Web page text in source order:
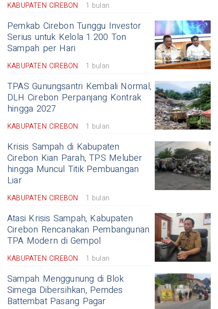
KABUPATEN CIREBON 1 bulan
Pemkab Cirebon Tunggu Investor
Serius untuk Kelola 1.200 Ton
Sampah per Hari
KABUPATEN CIREBON 1 bulan
TPAS Gunungsantri Kembali Normal,
DLH Cirebon Perpanjang Kontrak
hingga 2027
KABUPATEN CIREBON 1 bulan
Krisis Sampah di Kabupaten
Cirebon Kian Parah, TPS Meluber
hingga Muncul Titik Pembuangan
Liar
KABUPATEN CIREBON 1 bulan
Atasi Krisis Sampah, Kabupaten
Cirebon Rencanakan Pembangunan
TPA Modern di Gempol
KABUPATEN CIREBON 1 bulan
Sampah Menggunung di Blok
Simega Dibersihkan, Pemdes
Battembat Pasang Pagar